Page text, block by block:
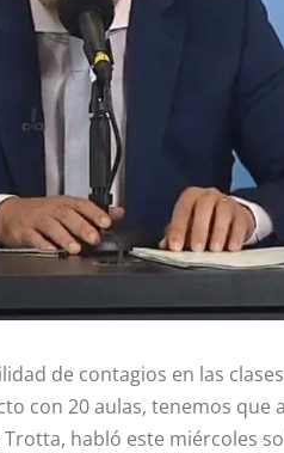
de contagios en las
con 20 aulas, tenemos que
habló este miércoles